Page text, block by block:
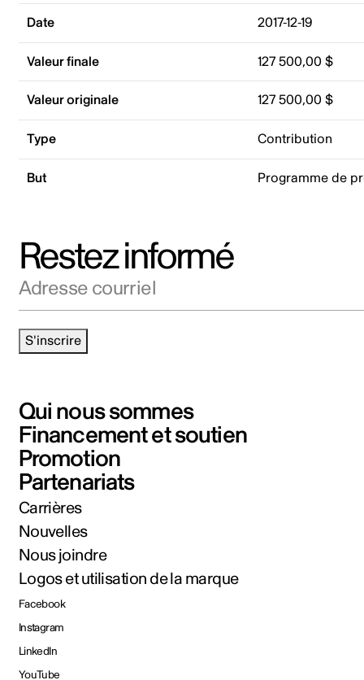
Date 2017-12-19
Valeur finale 127 500,00 $
Valeur originale 127 500,00 $
Type Contribution
But Programme de
Restez informé
S'inscrire
Qui nous sommes
Financement et soutien
Promotion
Partenariats
Carrières
Nouvelles
Nous joindre
Logos et utilisation de la marque
Facebook
Instagram
LinkedIn
YouTube